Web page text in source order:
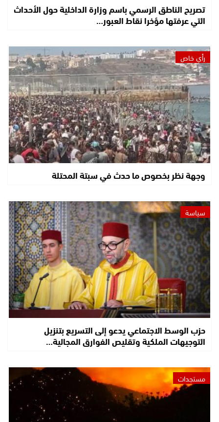
تصريح الناطق الرسمي باسم وزارة الداخلية حول الأحداث
التي عرفتها مؤخرا نقاط العبور…
رأي خاص
وجهة نظر بخصوص ما حدث في سبتة المحتلة
سياسة
حزب الوسط الاجتماعي يدعو إلى التسريع بتنزيل
التوجيهات الملكية وتقليص الفوارق المجالية…
مستجدات